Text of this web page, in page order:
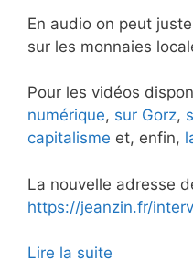
En audio on peut
sur les monnaies
Pour les vidéos
numérique, sur Gorz,
capitalisme et, enfin,
La nouvelle adresse
https://jeanzin.fr/
Lire la suite